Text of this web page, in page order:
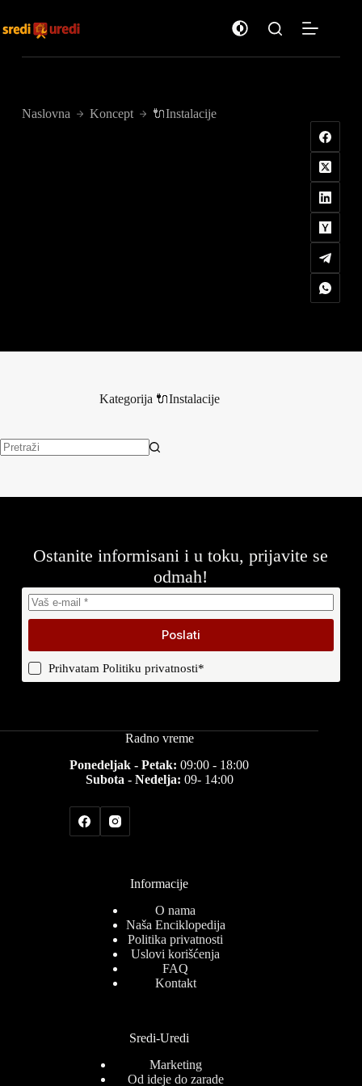
sadržaj
Naslovna Koncept 🔌Instalacije
Kategorija 🔌Instalacije
Ostanite informisani i u toku, prijavite se
odmah!
Poslati
PrihvatamPolitiku privatnosti*
Radno vreme
Ponedeljak - Petak: 09:00 - 18:00
Subota - Nedelja: 09- 14:00
Informacije
O nama
Naša Enciklopedija
Politika privatnosti
Uslovi korišćenja
FAQ
Kontakt
Sredi-Uredi
Marketing
Od ideje do zarade